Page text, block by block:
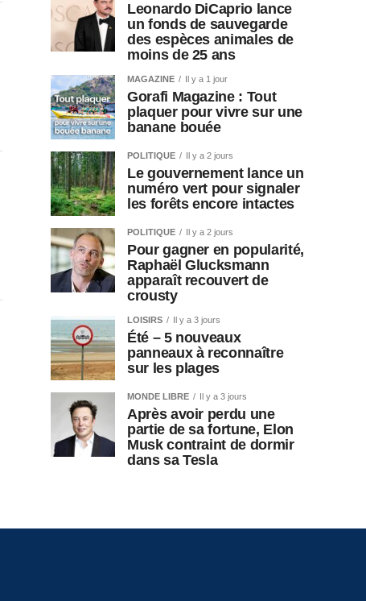
Leonardo DiCaprio lance
un fonds de sauvegarde
des espèces animales de
moins de 25 ans
MAGAZINE Il y a 1 jour
Gorafi Magazine : Tout
plaquer pour vivre sur une
banane bouée
POLITIQUE Il y a 2 jours
Le gouvernement lance un
numéro vert pour signaler
les forêts encore intactes
POLITIQUE Il y a 2 jours
Pour gagner en popularité,
Raphaël Glucksmann
apparaît recouvert de
crousty
LOISIRS Il y a 3 jours
Été – 5 nouveaux
panneaux à reconnaître
sur les plages
MONDE LIBRE Il y a 3 jours
Après avoir perdu une
partie de sa fortune, Elon
Musk contraint de dormir
dans sa Tesla